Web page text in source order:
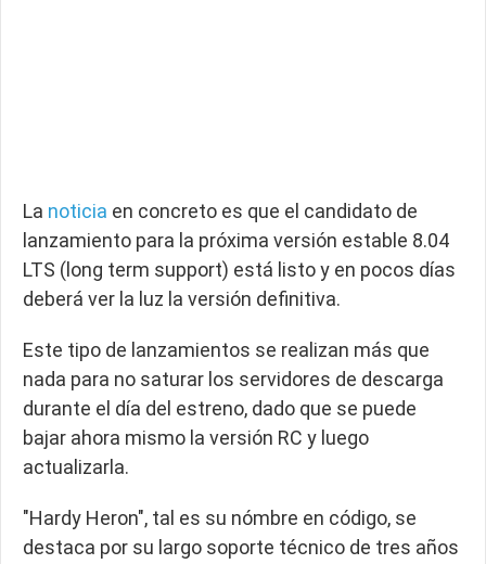
La noticia en concreto es que el candidato de
lanzamiento para la próxima versión estable 8.04
LTS (long term support) está listo y en pocos días
deberá ver la luz la versión definitiva.
Este tipo de lanzamientos se realizan más que
nada para no saturar los servidores de descarga
durante el día del estreno, dado que se puede
bajar ahora mismo la versión RC y luego
actualizarla.
"Hardy Heron", tal es su nómbre en código, se
destaca por su largo soporte técnico de tres años